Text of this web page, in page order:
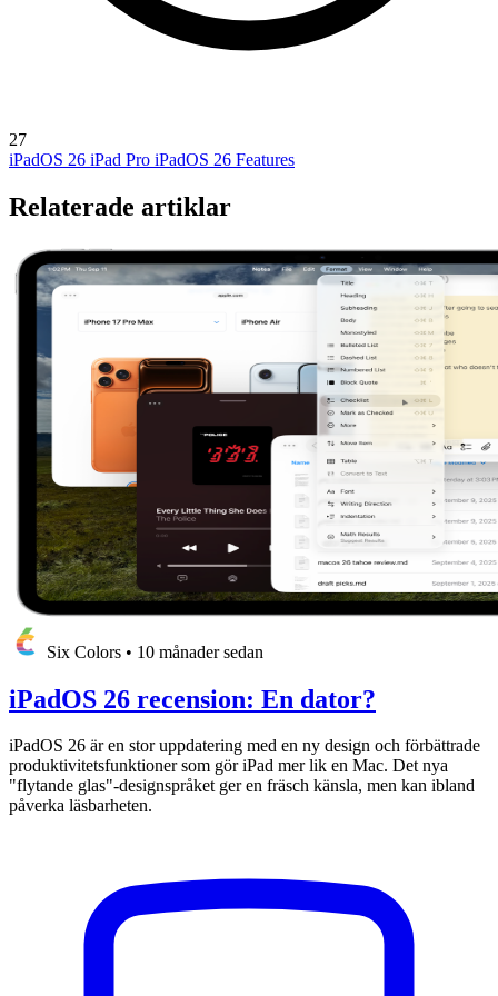
27
iPadOS 26 iPad Pro iPadOS 26 Features
Relaterade artiklar
Six Colors • 10 månader sedan
iPadOS 26 recension: En dator?
iPadOS 26 är en stor uppdatering med en ny design och förbättrade
produktivitetsfunktioner som gör iPad mer lik en Mac. Det nya
"flytande glas"-designspråket ger en fräsch känsla, men kan ibland
påverka läsbarheten.